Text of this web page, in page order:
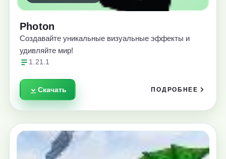
Photon
Создавайте уникальные визуальные эффекты и
удивляйте мир!
1.21.1
Скачать ПОДРОБНЕЕ